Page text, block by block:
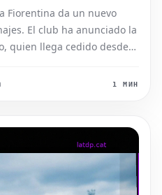
Fiorentina da un nuevo
El club ha anunciado la
quien llega cedido desde
1 МИН